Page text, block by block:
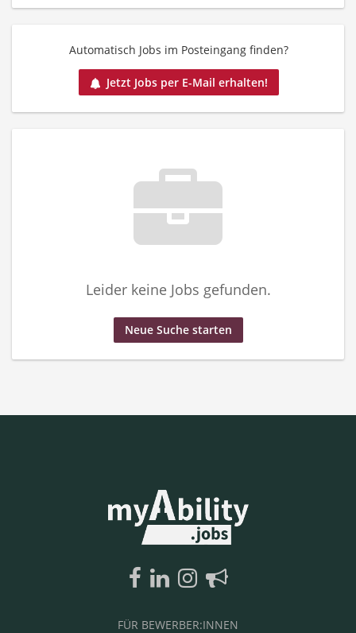
Automatisch Jobs im Posteingang finden?
Jetzt Jobs per E-Mail erhalten!
Leider keine Jobs gefunden.
Neue Suche starten
FÜR BEWERBER:INNEN